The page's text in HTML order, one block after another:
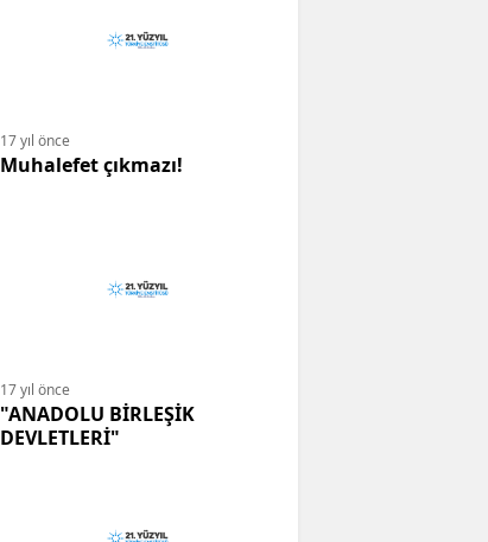
17 yıl önce
Muhalefet çıkmazı!
17 yıl önce
"ANADOLU BİRLEŞİK
DEVLETLERİ"